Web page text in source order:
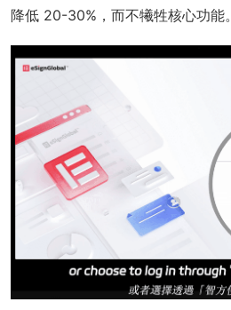
降低 20-30%，而不犧牲核心功能。